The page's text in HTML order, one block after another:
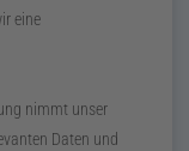
eine
nimmt unser
Daten und